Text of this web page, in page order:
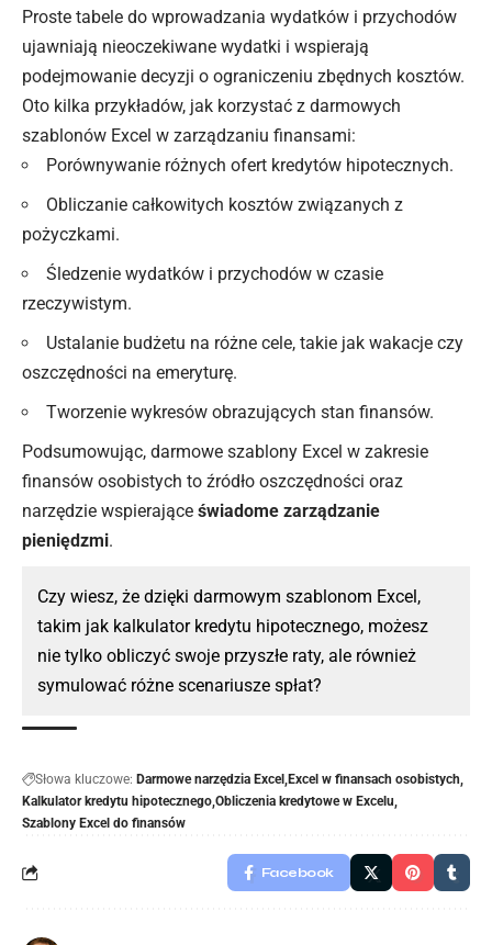
Proste tabele do wprowadzania wydatków i przychodów
ujawniają nieoczekiwane wydatki i wspierają
podejmowanie decyzji o ograniczeniu zbędnych kosztów.
Oto kilka przykładów, jak korzystać z darmowych
szablonów Excel w zarządzaniu finansami:
Porównywanie różnych ofert kredytów hipotecznych.
Obliczanie całkowitych kosztów związanych z
pożyczkami.
Śledzenie wydatków i przychodów w czasie
rzeczywistym.
Ustalanie budżetu na różne cele, takie jak wakacje czy
oszczędności na emeryturę.
Tworzenie wykresów obrazujących stan finansów.
Podsumowując, darmowe szablony Excel w zakresie
finansów osobistych to źródło oszczędności oraz
narzędzie wspierające świadome zarządzanie
pieniędzmi.
Czy wiesz, że dzięki darmowym szablonom Excel,
takim jak kalkulator kredytu hipotecznego, możesz
nie tylko obliczyć swoje przyszłe raty, ale również
symulować różne scenariusze spłat?
Słowa kluczowe: Darmowe narzędzia Excel Excel w finansach osobistych
Kalkulator kredytu hipotecznego Obliczenia kredytowe w Excelu
Szablony Excel do finansów
Facebook